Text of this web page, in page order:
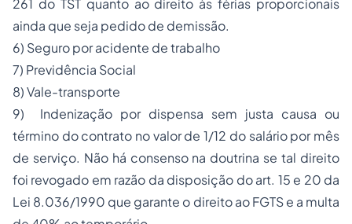
261 do TST quanto ao direito às férias proporcionais
ainda que seja pedido de demissão.
6) Seguroporacidente de trabalho
7) Previdência Social
8) Vale-transporte
9) Indenização por dispensa sem justa causa ou
término do contrato no valor de 1/12 do salário por mês
de serviço. Não há consenso na doutrina se tal direito
foi revogado em razão da disposição do art. 15 e 20 da
Lei 8.036/1990 que garante o direito ao FGTS e a multa